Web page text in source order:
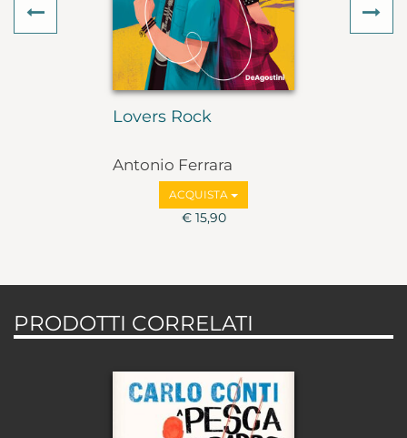
Lovers Rock
Antonio Ferrara
ACQUISTA
€ 15,90
Previous
PRODOTTI CORRELATI